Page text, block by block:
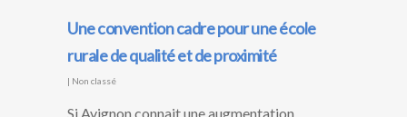
Une convention cadre pour une école
rurale de qualité et de proximité
| Non classé
Si Avignon connait une augmentation